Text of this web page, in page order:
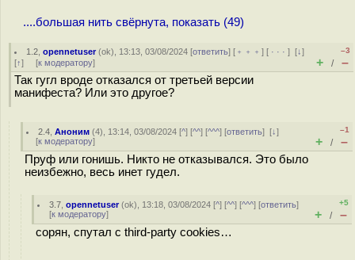
....большая нить свёрнута, показать (49)
1.2 ,opennetuser(ok), 13:13, 03/08/2024 [ответить] [ ﹢﹢﹢] [ · · ·][↓]
[↑] [к модератору]
–3
+ / –
Так гугл вроде отказался от третьей версии
манифеста? Или это другое?
2.4 ,Аноним (4), 13:14, 03/08/2024 [^] [^^] [^^^] [ответить][↓]
[к модератору]
–1
+ / –
Пруф или гонишь. Никто не отказывался. Это было
неизбежно, весь инет гудел.
3.7 ,opennetuser(ok), 13:18, 03/08/2024 [^] [^^] [^^^] [ответить]
[к модератору]
+5
+ / –
сорян, спутал с third-party cookies…